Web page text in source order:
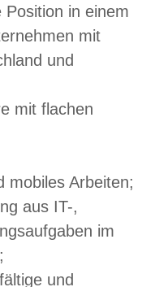
Position in einem
mit
und
mit flachen
mobiles Arbeiten;
aus IT-,
im
und